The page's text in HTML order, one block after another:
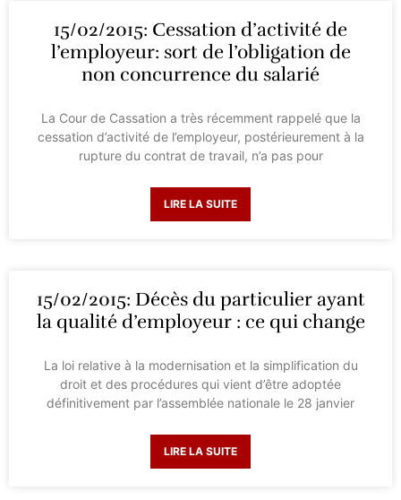
15/02/2015: Cessation d’activité de
l’employeur: sort de l’obligation de
non concurrence du salarié
La Cour de Cassation a très récemment rappelé que la
cessation d’activité de l’employeur, postérieurement à la
rupture du contrat de travail, n’a pas pour
LIRE LA SUITE
15/02/2015: Décès du particulier ayant
la qualité d’employeur : ce qui change
La loi relative à la modernisation et la simplification du
droit et des procédures qui vient d’être adoptée
définitivement par l’assemblée nationale le 28 janvier
LIRE LA SUITE